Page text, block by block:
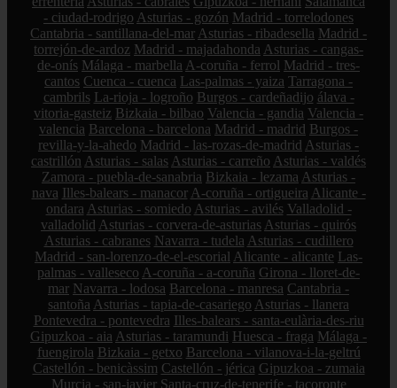
- ciudad-rodrigo Asturias - gozón Madrid - torrelodones
Cantabria - santillana-del-mar Asturias - ribadesella Madrid -
torrejón-de-ardoz Madrid - majadahonda Asturias - cangas-
de-onís Málaga - marbella A-coruña - ferrol Madrid - tres-
cantos Cuenca - cuenca Las-palmas - yaiza Tarragona -
cambrils La-rioja - logroño Burgos - cardeñadijo álava -
vitoria-gasteiz Bizkaia - bilbao Valencia - gandia Valencia -
valencia Barcelona - barcelona Madrid - madrid Burgos -
revilla-y-la-ahedo Madrid - las-rozas-de-madrid Asturias -
castrillón Asturias - salas Asturias - carreño Asturias - valdés
Zamora - puebla-de-sanabria Bizkaia - lezama Asturias -
nava Illes-balears - manacor A-coruña - ortigueira Alicante -
ondara Asturias - somiedo Asturias - avilés Valladolid -
valladolid Asturias - corvera-de-asturias Asturias - quirós
Asturias - cabranes Navarra - tudela Asturias - cudillero
Madrid - san-lorenzo-de-el-escorial Alicante - alicante Las-
palmas - valleseco A-coruña - a-coruña Girona - lloret-de-
mar Navarra - lodosa Barcelona - manresa Cantabria -
santoña Asturias - tapia-de-casariego Asturias - llanera
Pontevedra - pontevedra Illes-balears - santa-eulària-des-riu
Gipuzkoa - aia Asturias - taramundi Huesca - fraga Málaga -
fuengirola Bizkaia - getxo Barcelona - vilanova-i-la-geltrú
Castellón - benicàssim Castellón - jérica Gipuzkoa - zumaia
Murcia - san-javier Santa-cruz-de-tenerife - tacoronte